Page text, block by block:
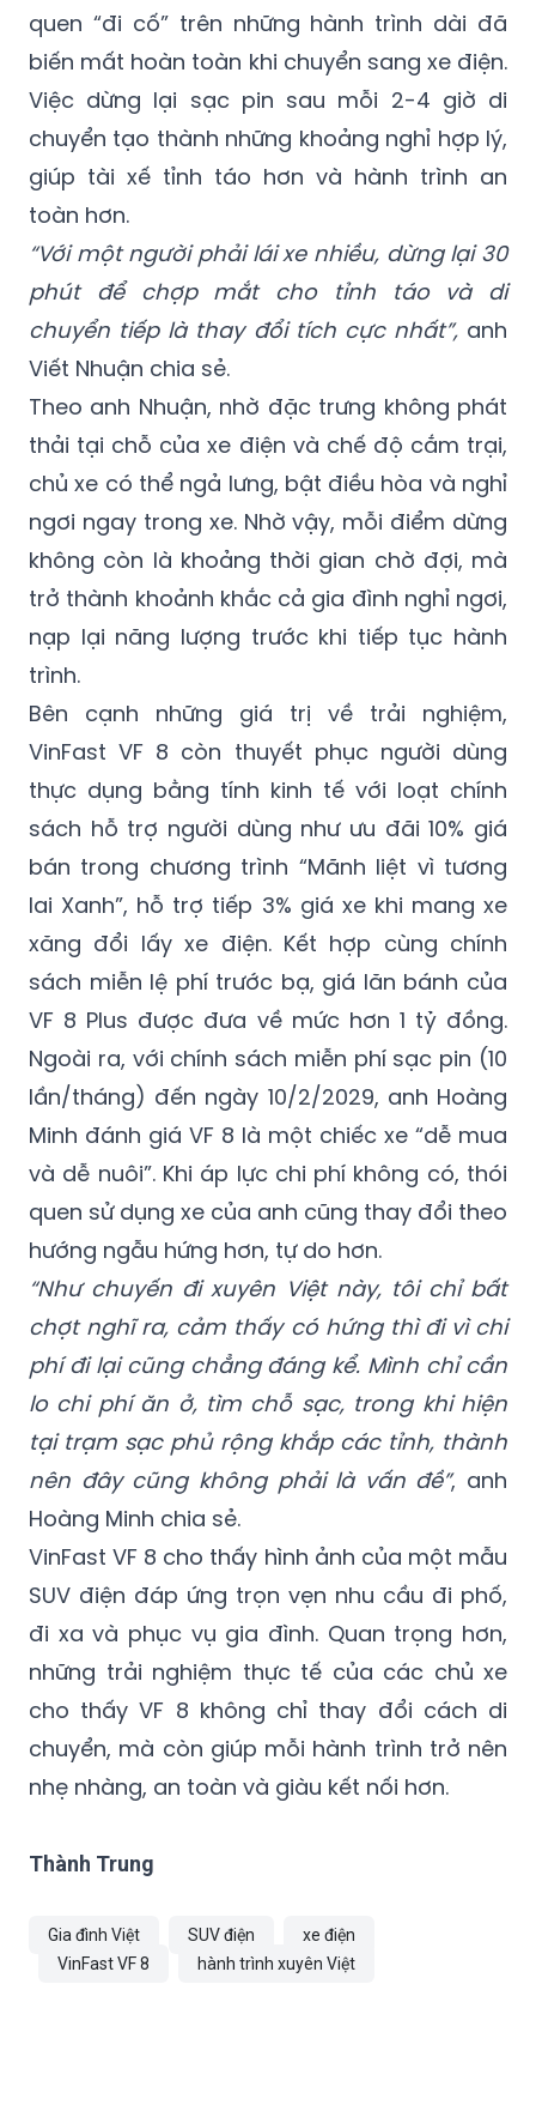
Hơn thế nữa, anh Viết Nhuận cho biết, thói
quen “đi cố” trên những hành trình dài đã
biến mất hoàn toàn khi chuyển sang xe điện.
Việc dừng lại sạc pin sau mỗi 2-4 giờ di
chuyển tạo thành những khoảng nghỉ hợp lý,
giúp tài xế tỉnh táo hơn và hành trình an
toàn hơn.
“Với một người phải lái xe nhiều, dừng lại 30
phút để chợp mắt cho tỉnh táo và di
chuyển tiếp là thay đổi tích cực nhất”,anh
Viết Nhuận chia sẻ.
Theo anh Nhuận, nhờ đặc trưng không phát
thải tại chỗ của xe điện và chế độ cắm trại,
chủ xe có thể ngả lưng, bật điều hòa và nghỉ
ngơi ngay trong xe. Nhờ vậy, mỗi điểm dừng
không còn là khoảng thời gian chờ đợi, mà
trở thành khoảnh khắc cả gia đình nghỉ ngơi,
nạp lại năng lượng trước khi tiếp tục hành
trình.
Bên cạnh những giá trị về trải nghiệm,
VinFast VF 8 còn thuyết phục người dùng
thực dụng bằng tính kinh tế với loạt chính
sách hỗ trợ người dùng như ưu đãi 10% giá
bán trong chương trình “Mãnh liệt vì tương
lai Xanh”, hỗ trợ tiếp 3% giá xe khi mang xe
xăng đổi lấy xe điện. Kết hợp cùng chính
sách miễn lệ phí trước bạ, giá lăn bánh của
VF 8 Plus được đưa về mức hơn 1 tỷ đồng.
Ngoài ra, với chính sách miễn phí sạc pin (10
lần/tháng) đến ngày 10/2/2029, anh Hoàng
Minh đánh giá VF 8 là một chiếc xe “dễ mua
và dễ nuôi”. Khi áp lực chi phí không có, thói
quen sử dụng xe của anh cũng thay đổi theo
hướng ngẫu hứng hơn, tự do hơn.
“Như chuyến đi xuyên Việt này, tôi chỉ bất
chợt nghĩ ra, cảm thấy có hứng thì đi vì chi
phí đi lại cũng chẳng đáng kể. Mình chỉ cần
lo chi phí ăn ở, tìm chỗ sạc, trong khi hiện
tại trạm sạc phủ rộng khắp các tỉnh, thành
nên đây cũng không phải là vấn đề” , anh
Hoàng Minh chia sẻ.
VinFast VF 8 cho thấy hình ảnh của một mẫu
SUV điện đáp ứng trọn vẹn nhu cầu đi phố,
đi xa và phục vụ gia đình. Quan trọng hơn,
những trải nghiệm thực tế của các chủ xe
cho thấy VF 8 không chỉ thay đổi cách di
nhẹ nhàng, an toàn và giàu kết nối hơn.
Thành Trung